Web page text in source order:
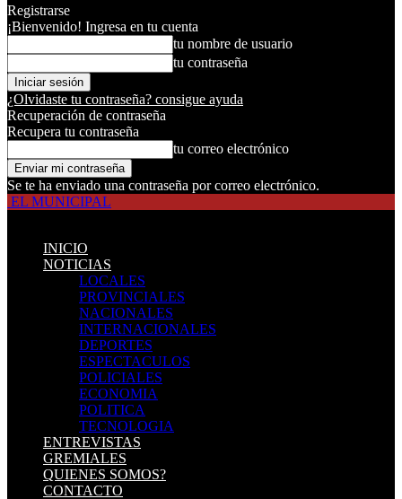
Registrarse
¡Bienvenido! Ingresa en tu cuenta
tu nombre de usuario
tu contraseña
¿Olvidaste tu contraseña? consigue ayuda
Recuperación de contraseña
Recupera tu contraseña
tu correo electrónico
Se te ha enviado una contraseña por correo electrónico.
EL MUNICIPAL
INICIO
NOTICIAS
LOCALES
PROVINCIALES
NACIONALES
INTERNACIONALES
DEPORTES
ESPECTACULOS
POLICIALES
ECONOMIA
POLITICA
TECNOLOGIA
ENTREVISTAS
GREMIALES
QUIENES SOMOS?
CONTACTO